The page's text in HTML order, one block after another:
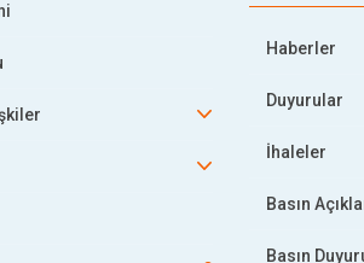
Haberler
Duyurular
İhaleler
Basın
Basın